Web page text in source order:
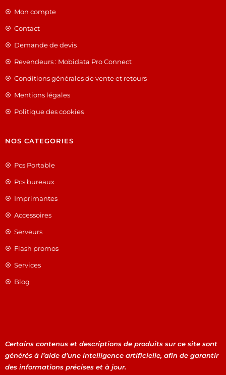
Mon compte
Contact
Demande de devis
Revendeurs : Mobidata Pro Connect
Conditions générales de vente et retours
Mentions légales
Politique des cookies
NOS CATEGORIES
Pcs Portable
Pcs bureaux
Imprimantes
Accessoires
Serveurs
Flash promos
Services
Blog
Certains contenus et descriptions de produits sur ce site sont
générés à l’aide d’une intelligence artificielle, afin de garantir
des informations précises et à jour.